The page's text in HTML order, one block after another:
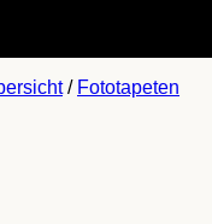
/ Fototapeten